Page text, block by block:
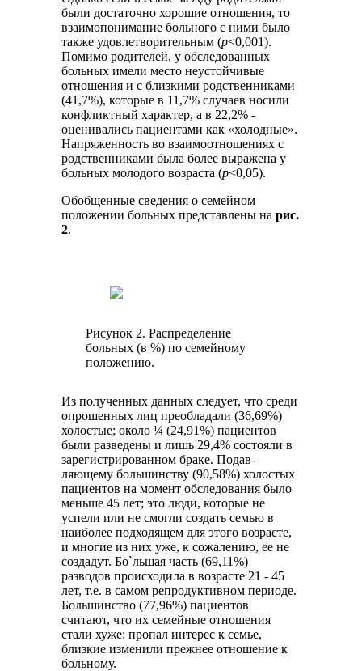
были достаточно хорошие отношения, то
взаимопонимание больного с ними было
также удовлетворительным (р<0,001).
Помимо родителей, у обследованных
больных имели место неустойчивые
отношения и с близкими родственниками
(41,7%), которые в 11,7% случаев носили
конфликтный характер, а в 22,2% -
оценивались пациентами как «холодные».
Напряженность во взаимоотношениях с
родственниками была более выражена у
больных молодого возраста (р<0,05).
Обобщенные сведения о семейном
положении больных представлены нарис.
2.
Рисунок 2. Распределение
больных (в %) по семейному
положению.
Из полученных данных следует, что среди
опрошенных лиц преобладали (36,69%)
холостые; около ¼ (24,91%) пациентов
были разведены и лишь 29,4% состояли в
зарегистрированном браке. Подав­
ляющему большинству (90,58%) холостых
пациентов на момент обследования было
меньше 45 лет; это люди, которые не
успели или не смогли создать семью в
наиболее подходящем для этого возрасте,
и многие из них уже, к сожалению, ее не
создадут. Бо`льшая часть (69,11%)
разводов происходила в возрасте 21 - 45
лет, т.е. в самом репродуктивном периоде.
Большинство (77,96%) пациентов
считают, что их семейные отношения
стали хуже: пропал интерес к семье,
близкие изменили прежнее отношение к
больному.